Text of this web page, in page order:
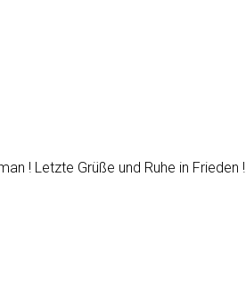
! Letzte Grüße und Ruhe in Frieden !